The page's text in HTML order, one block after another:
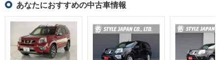
あなたにおすすめの中古車情報